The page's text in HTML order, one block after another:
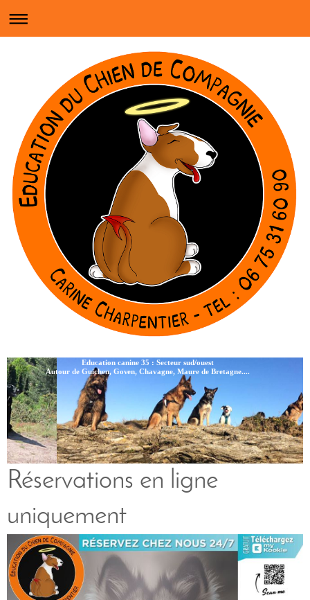
Education canine 35 : Secteur sud/ouest
Autour de Guichen, Goven, Chavagne, Maure de Bretagne....
Réservations en ligne
uniquement